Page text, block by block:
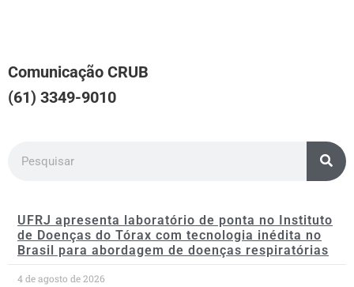
Comunicação CRUB
(61) 3349-9010
UFRJ apresenta laboratório de ponta no Instituto
de Doenças do Tórax com tecnologia inédita no
Brasil para abordagem de doenças respiratórias
4 de agosto de 2026